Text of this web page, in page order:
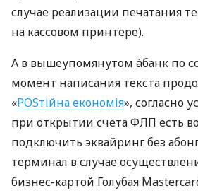
случае реализации печатания
на кассовом принтере).
А в вышеупомянутом àбанк по
момент написания текста
«POSтійна економія», согласно
при открытии счета ФЛП есть
подключить эквайринг без
терминал в случае
бизнес-картой Голубая